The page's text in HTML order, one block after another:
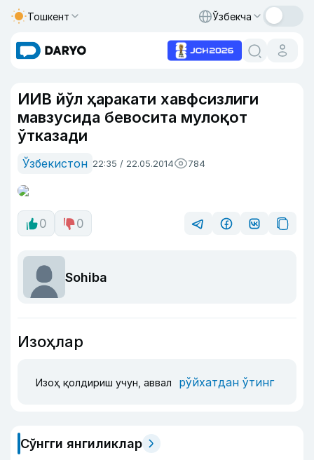
Тошкент Ўзбекча
ИИВ йўл ҳаракати хавфсизлиги
мавзусида бевосита мулоқот
ўтказади
Ўзбекистон 22:35 / 22.05.2014 784
0 0
Sohiba
Изоҳлар
Изоҳ қолдириш учун, аввал рўйхатдан ўтинг
Сўнгги янгиликлар